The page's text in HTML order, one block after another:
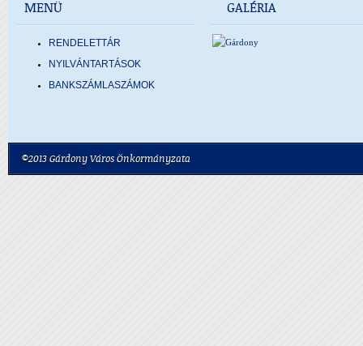
MENÜ
RENDELETTÁR
NYILVÁNTARTÁSOK
BANKSZÁMLASZÁMOK
GALÉRIA
©2013 Gárdony Város Önkormányzata